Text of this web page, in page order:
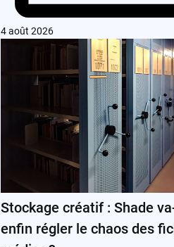
4 août 2026
Stockage créatif : Shade
enfin régler le chaos des